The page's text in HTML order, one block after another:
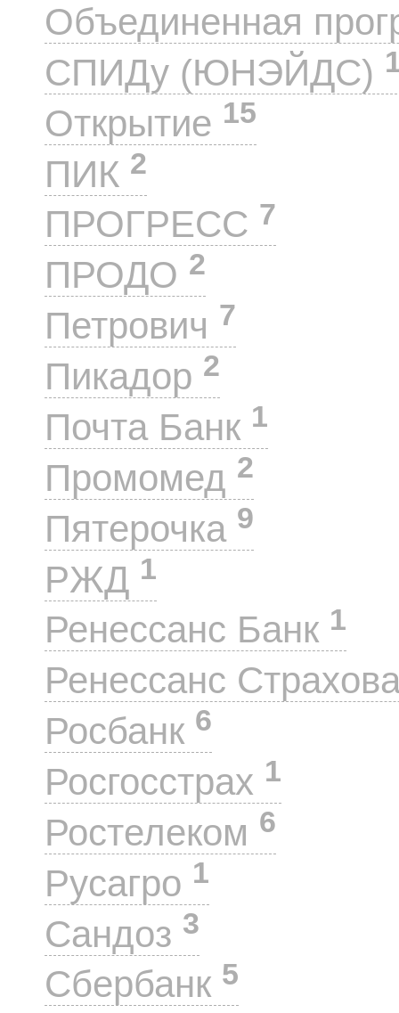
Объединенная
СПИДу (ЮНЭЙДС)
Открытие 15
ПИК 2
ПРОГРЕСС 7
ПРОДО 2
Петрович 7
Пикадор 2
Почта Банк 1
Промомед 2
Пятерочка 9
РЖД 1
Ренессанс Банк 1
Ренессанс
Росбанк 6
Росгосстрах 1
Ростелеком 6
Русагро 1
Сандоз 3
Сбербанк 5